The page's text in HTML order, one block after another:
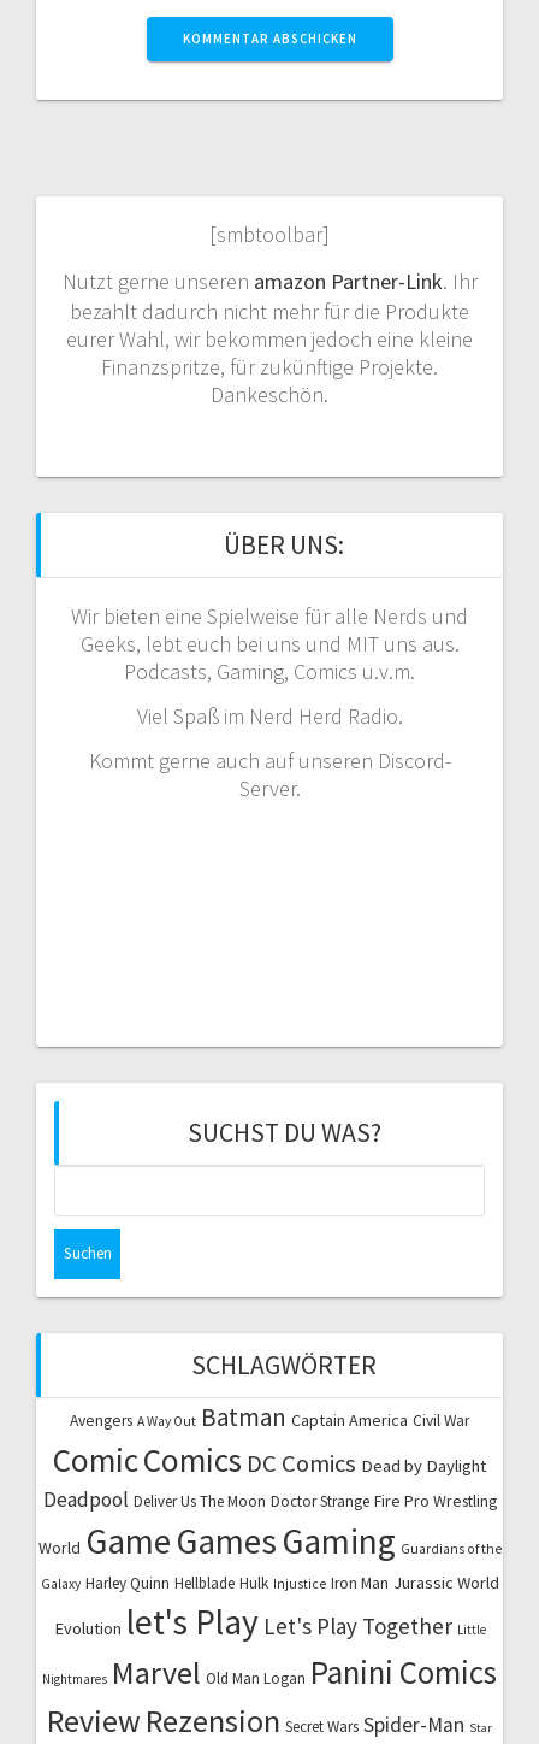
[smbtoolbar]
Nutzt gerne unseren amazon Partner-Link. Ihr
bezahlt dadurch nicht mehr für die Produkte
eurer Wahl, wir bekommen jedoch eine kleine
Finanzspritze, für zukünftige Projekte.
Dankeschön.
ÜBER UNS:
Wir bieten eine Spielweise für alle Nerds und
Geeks, lebt euch bei uns und MIT uns aus.
Podcasts, Gaming, Comics u.v.m.
Viel Spaß im Nerd Herd Radio.
Kommt gerne auch auf unseren Discord-
Server.
SUCHST DU WAS?
SCHLAGWÖRTER
Avengers A Way Out Batman Captain America Civil War
ComicComics DC Comics Dead by Daylight
Deadpool Deliver Us The Moon Doctor Strange Fire Pro Wrestling
World GameGamesGaming Guardians of the
Galaxy Harley Quinn Hellblade Hulk Injustice Iron Man Jurassic World
Evolution let's Play Let's Play Together Little
Nightmares Marvel Old Man Logan Panini Comics
Review Rezension Secret Wars Spider-Man Star